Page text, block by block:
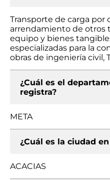
Transporte de carga por
arrendamiento de otros
equipo y bienes
especializadas para la
obras de ingeniería civil,
¿Cuál es el
registra?
META
¿Cuál es la ciudad
ACACIAS